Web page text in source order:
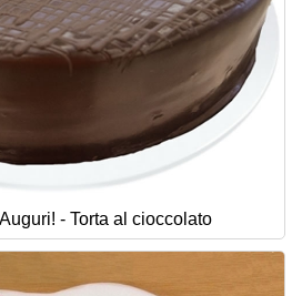
- Torta al cioccolato